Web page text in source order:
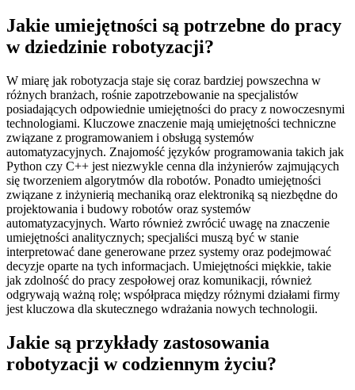
Jakie umiejętności są potrzebne do pracy
w dziedzinie robotyzacji?
W miarę jak robotyzacja staje się coraz bardziej powszechna w
różnych branżach, rośnie zapotrzebowanie na specjalistów
posiadających odpowiednie umiejętności do pracy z nowoczesnymi
technologiami. Kluczowe znaczenie mają umiejętności techniczne
związane z programowaniem i obsługą systemów
automatyzacyjnych. Znajomość języków programowania takich jak
Python czy C++ jest niezwykle cenna dla inżynierów zajmujących
się tworzeniem algorytmów dla robotów. Ponadto umiejętności
związane z inżynierią mechaniką oraz elektroniką są niezbędne do
projektowania i budowy robotów oraz systemów
automatyzacyjnych. Warto również zwrócić uwagę na znaczenie
umiejętności analitycznych; specjaliści muszą być w stanie
interpretować dane generowane przez systemy oraz podejmować
decyzje oparte na tych informacjach. Umiejętności miękkie, takie
jak zdolność do pracy zespołowej oraz komunikacji, również
odgrywają ważną rolę; współpraca między różnymi działami firmy
jest kluczowa dla skutecznego wdrażania nowych technologii.
Jakie są przykłady zastosowania
robotyzacji w codziennym życiu?